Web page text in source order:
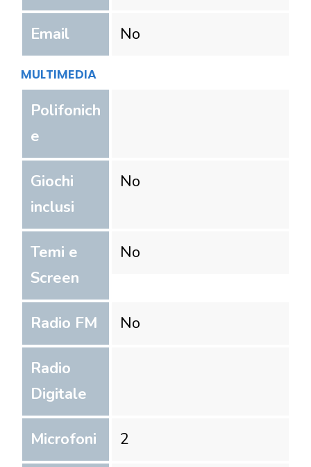
Email No
MULTIMEDIA
Polifonich
e
Giochi
inclusi
No
Temi e
Screen
No
Radio FM No
Radio
Digitale
Microfoni 2